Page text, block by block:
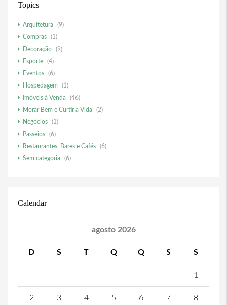
Topics
Arquitetura
(9)
Compras
(1)
Decoração
(9)
Esporte
(4)
Eventos
(6)
Hospedagem
(1)
Imóveis à Venda
(46)
Morar Bem e Curtir a Vida
(2)
Negócios
(1)
Passeios
(6)
Restaurantes, Bares e Cafés
(6)
Sem categoria
(6)
Calendar
agosto 2026
D S T Q Q S S
1
2 3 4 5 6 7 8